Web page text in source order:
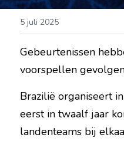
5 juli 2025
Gebeurtenissen
voorspellen
Brazilië organiseert
eerst in twaalf jaar
landenteams bij